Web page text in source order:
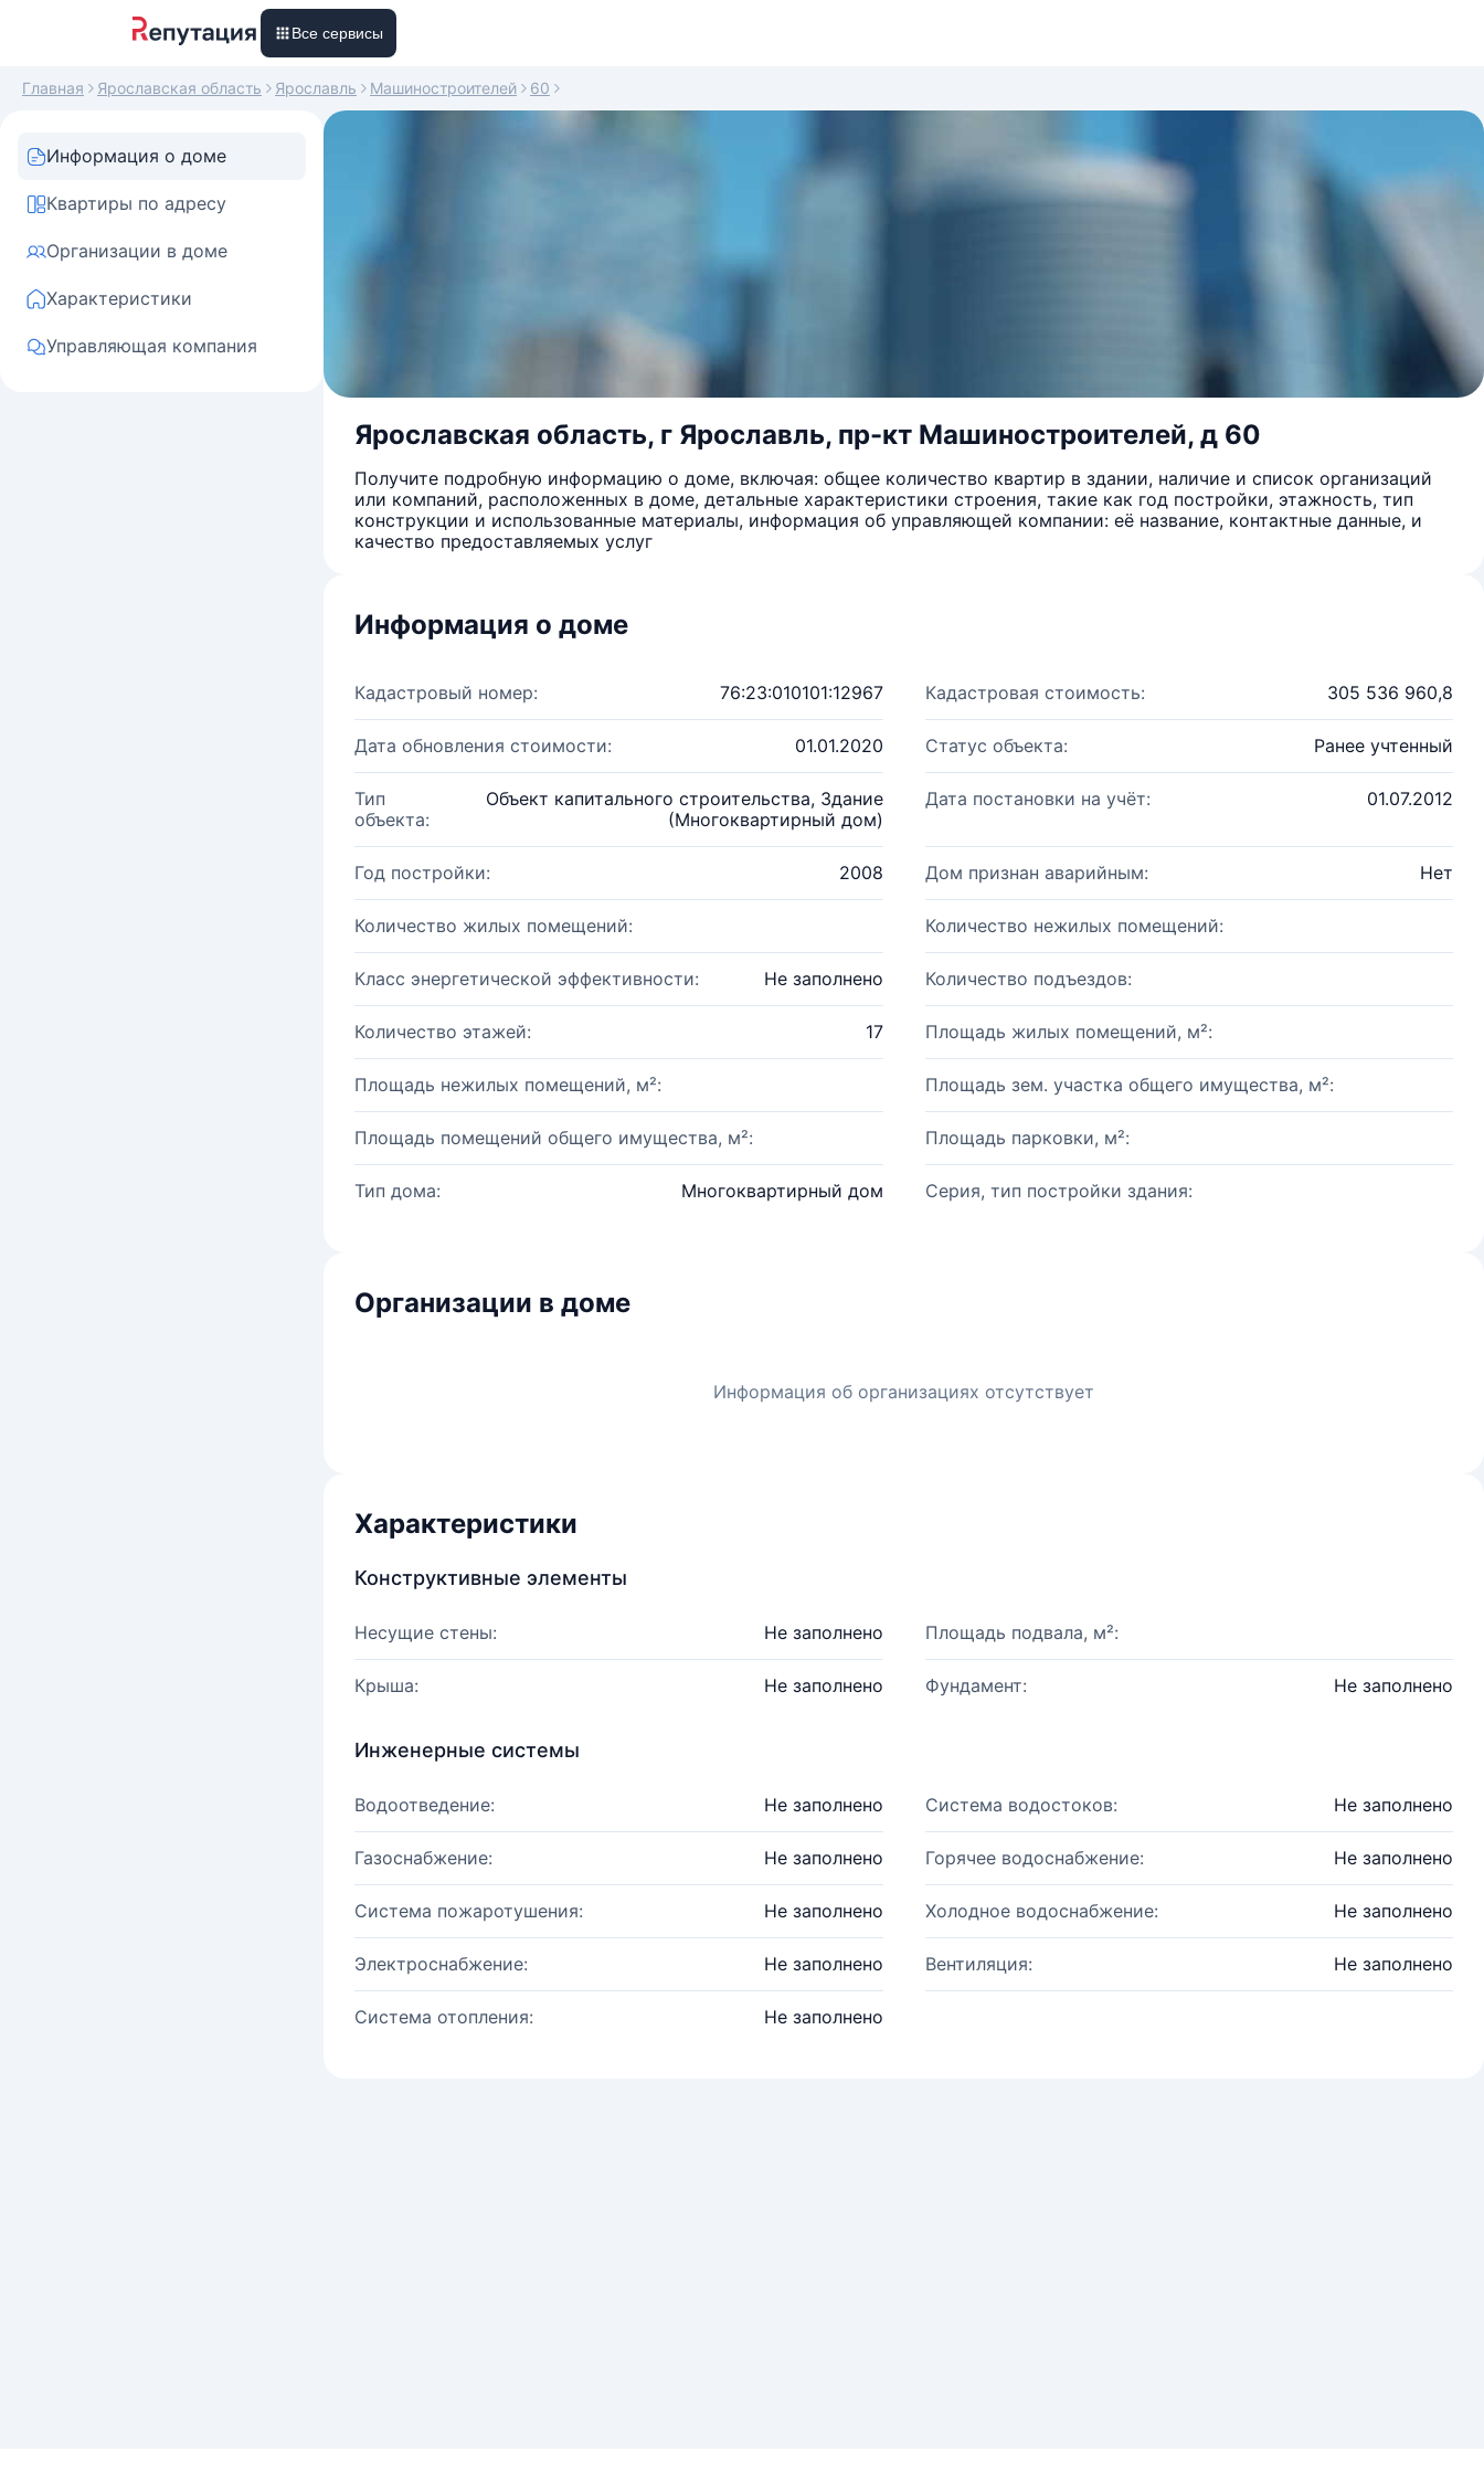
Все сервисы
Главная Ярославская область Ярославль Машиностроителей 60
Информация о доме
Квартиры по адресу
Организации в доме
Характеристики
Управляющая компания
Ярославская область, г Ярославль, пр-кт Машиностроителей, д 60
Получите подробную информацию о доме, включая: общее количество квартир в здании, наличие и список организаций
или компаний, расположенных в доме, детальные характеристики строения, такие как год постройки, этажность, тип
конструкции и использованные материалы, информация об управляющей компании: её название, контактные данные, и
качество предоставляемых услуг
Информация о доме
Кадастровый номер: 76:23:010101:12967 Кадастровая стоимость: 305 536 960,8
Дата обновления стоимости: 01.01.2020 Статус объекта: Ранее учтенный
Тип
объекта:
Объект капитального строительства, Здание
(Многоквартирный дом)
Дата постановки на учёт: 01.07.2012
Год постройки: 2008 Дом признан аварийным: Нет
Количество жилых помещений: Количество нежилых помещений:
Класс энергетической эффективности: Не заполнено Количество подъездов:
Количество этажей: 17 Площадь жилых помещений, м²:
Площадь нежилых помещений, м²: Площадь зем. участка общего имущества, м²:
Площадь помещений общего имущества, м²: Площадь парковки, м²:
Тип дома: Многоквартирный дом Серия, тип постройки здания:
Организации в доме
Информация об организациях отсутствует
Характеристики
Конструктивные элементы
Несущие стены: Не заполнено Площадь подвала, м²:
Крыша: Не заполнено Фундамент: Не заполнено
Инженерные системы
Водоотведение: Не заполнено Система водостоков: Не заполнено
Газоснабжение: Не заполнено Горячее водоснабжение: Не заполнено
Система пожаротушения: Не заполнено Холодное водоснабжение: Не заполнено
Электроснабжение: Не заполнено Вентиляция: Не заполнено
Система отопления: Не заполнено